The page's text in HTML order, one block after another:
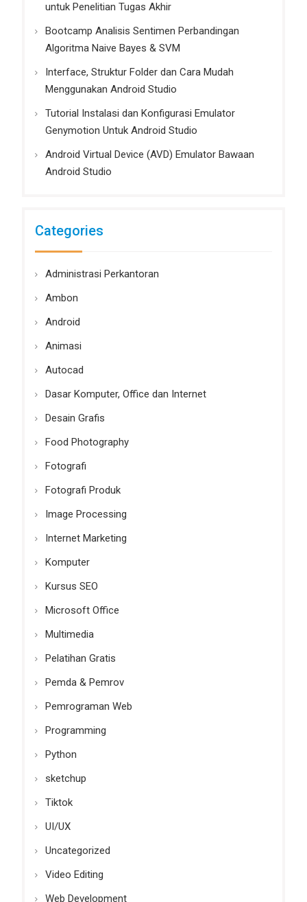
untuk Penelitian Tugas Akhir
Bootcamp Analisis Sentimen Perbandingan
Algoritma Naive Bayes & SVM
Interface, Struktur Folder dan Cara Mudah
Menggunakan Android Studio
Tutorial Instalasi dan Konfigurasi Emulator
Genymotion Untuk Android Studio
Android Virtual Device (AVD) Emulator Bawaan
Android Studio
Categories
Administrasi Perkantoran
Ambon
Android
Animasi
Autocad
Dasar Komputer, Office dan Internet
Desain Grafis
Food Photography
Fotografi
Fotografi Produk
Image Processing
Internet Marketing
Komputer
Kursus SEO
Microsoft Office
Multimedia
Pelatihan Gratis
Pemda & Pemrov
Pemrograman Web
Programming
Python
sketchup
Tiktok
UI/UX
Uncategorized
Video Editing
Web Development